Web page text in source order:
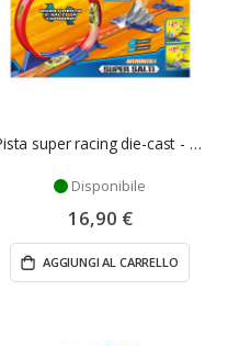
Pista super racing die-cast - Mazzeo Giocattoli
Disponibile
16,90 €
AGGIUNGI AL CARRELLO